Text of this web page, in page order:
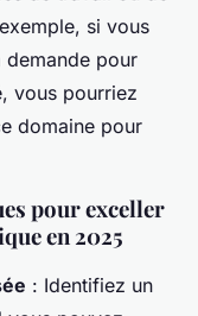
si vous
demande pour
vous pourriez
domaine pour
pour exceller
en 2025
: Identifiez un